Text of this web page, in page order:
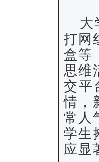
大
打网
盒等
思维
交平
情，
常人
学生
应显